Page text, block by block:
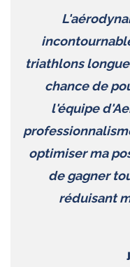
triathlons
chance de
l'équipe
optimiser ma
de gagner
réduisant